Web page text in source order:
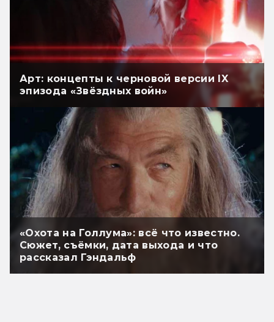
Арт: концепты к черновой версии IX
эпизода «Звёздных войн»
«Охота на Голлума»: всё что известно.
Сюжет, съёмки, дата выхода и что
рассказал Гэндальф